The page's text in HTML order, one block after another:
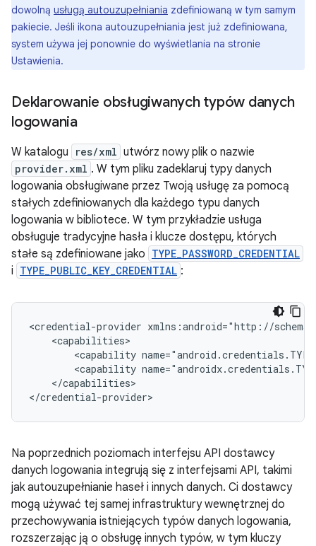
dowolną usługą autouzupełniania zdefiniowaną w tym samym
pakiecie. Jeśli ikona autouzupełniania jest już zdefiniowana,
system używa jej ponownie do wyświetlania na stronie
Ustawienia.
Deklarowanie obsługiwanych typów danych
logowania
W katalogu res/xml utwórz nowy plik o nazwie
provider.xml . W tym pliku zadeklaruj typy danych
logowania obsługiwane przez Twoją usługę za pomocą
stałych zdefiniowanych dla każdego typu danych
logowania w bibliotece. W tym przykładzie usługa
obsługuje tradycyjne hasła i klucze dostępu, których
stałe są zdefiniowane jako TYPE_PASSWORD_CREDENTIAL
i TYPE_PUBLIC_KEY_CREDENTIAL :
<credential-provider
<capability
<capability
</capabilities>
Na poprzednich poziomach interfejsu API dostawcy
danych logowania integrują się z interfejsami API, takimi
jak autouzupełnianie haseł i innych danych. Ci dostawcy
mogą używać tej samej infrastruktury wewnętrznej do
przechowywania istniejących typów danych logowania,
rozszerzając ją o obsługę innych typów, w tym kluczy